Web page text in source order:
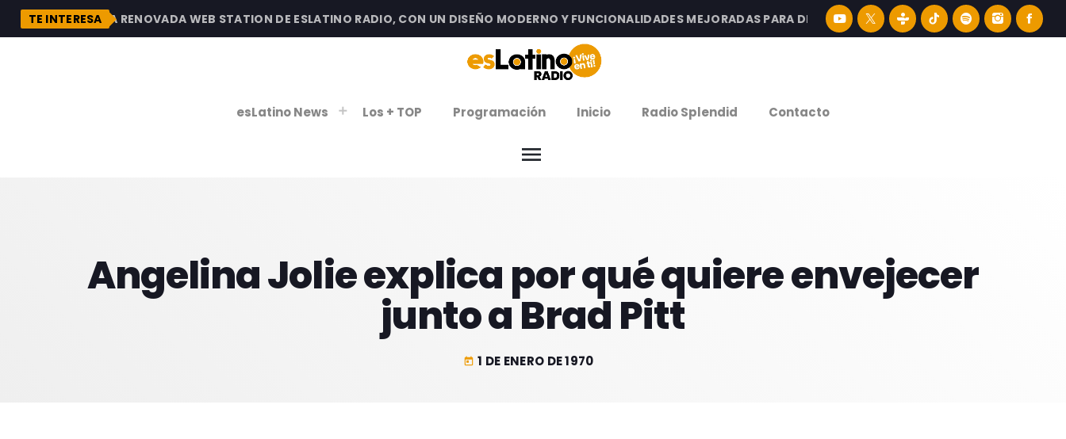
TE INTERESA
DESCUBRE LA RENOVADA WEB STATION DE ESLATINO RADIO, CON UN DISEÑO MODERNO Y FUNCIONALIDADES MEJORADAS PARA DISFRUTAR LA MEJOR MÚSICA LATINA Y
esLatino News Los + TOP Programación Inicio Radio Splendid Contacto
menu
PROGRAMACIÓN
Angelina Jolie explica por qué quiere envejecer
junto a Brad Pitt
today 1 DE ENERO DE 1970